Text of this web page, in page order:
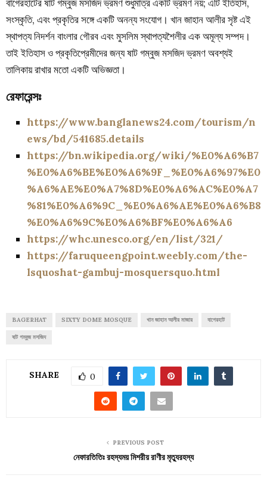
বাগেরহাটের ষাট গম্বুজ মসজিদ ভ্রমণ শুধুমাত্র একটি ভ্রমণ নয়; এটি ইতিহাস,
সংস্কৃতি, এবং প্রকৃতির সঙ্গে একটি অনন্য সংযোগ। খান জাহান আলীর সৃষ্ট এই
স্থাপত্য নিদর্শন বাংলার গৌরব এবং মুসলিম স্থাপত্যশৈলীর এক অমূল্য সম্পদ।
তাই ইতিহাস ও প্রকৃতিপ্রেমীদের জন্য ষাট গম্বুজ মসজিদ ভ্রমণ অবশ্যই
তালিকায় রাখার মতো একটি অভিজ্ঞতা।
রেফারেন্সঃ
https://www.banglanews24.com/tourism/n
ews/bd/541685.details
https://bn.wikipedia.org/wiki/%E0%A6%B7
%E0%A6%BE%E0%A6%9F_%E0%A6%97%E0
%A6%AE%E0%A7%8D%E0%A6%AC%E0%A7
%81%E0%A6%9C_%E0%A6%AE%E0%A6%B8
%E0%A6%9C%E0%A6%BF%E0%A6%A6
https://whc.unesco.org/en/list/321/
https://faruqueengpoint.weebly.com/the-
lsquoshat-gambuj-mosquersquo.html
BAGERHAT SIXTY DOME MOSQUE খান জাহান আলীর মাজার বাগেরহাট
ষাট গম্বুজ মসজিদ
SHARE 0
PREVIOUS POST
নেফারতিতিঃ রহস্যময় মিশরীয় রাণীর মৃত্যুরহস্য